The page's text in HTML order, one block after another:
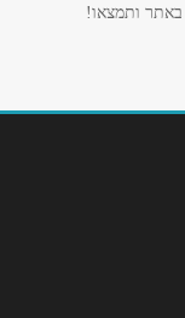
באתר ותמצאו!